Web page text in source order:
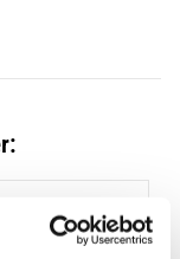
Lägg